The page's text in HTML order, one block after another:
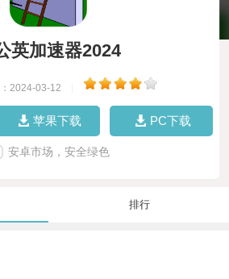
英加速器2024
2024-03-12
苹果下载 PC下载
安卓市场，安全绿色
排行